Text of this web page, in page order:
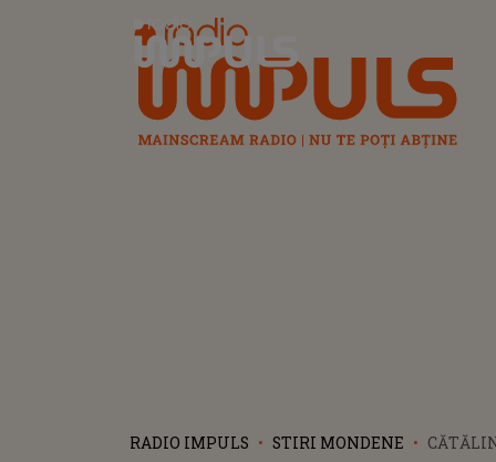
Radio Impuls
RADIO IMPULS STIRI MONDENE